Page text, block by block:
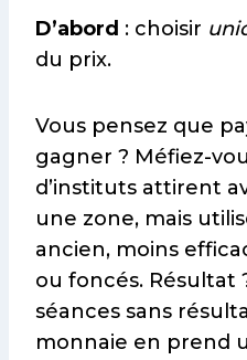
D’abord : choisir
du prix.
Vous pensez que
gagner ? Méfiez-
d’instituts attirent
une zone, mais
ancien, moins
ou foncés. Résultat
séances sans
monnaie en prend